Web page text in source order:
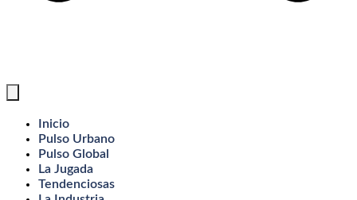
Inicio
Pulso Urbano
Pulso Global
La Jugada
Tendenciosas